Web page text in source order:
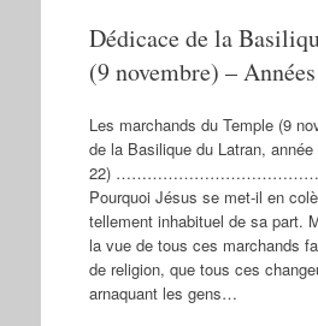
Dédicace de la
(9 novembre) –
Les marchands du Temple (9
de la Basilique du Latran,
22)
Pourquoi Jésus se met-il en
tellement inhabituel de sa part.
la vue de tous ces marchands
de religion, que tous ces
arnaquant les gens…